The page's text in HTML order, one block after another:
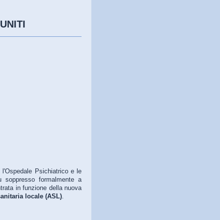
Psichiatrico e le
soppresso formalmente a
in funzione della nuova
locale (ASL).